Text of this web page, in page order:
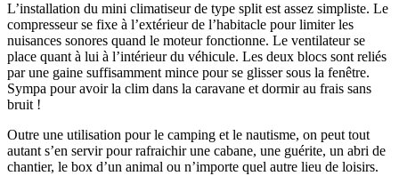
L’installation du mini climatiseur de type split est assez simpliste. Le
compresseur se fixe à l’extérieur de l’habitacle pour limiter les
nuisances sonores quand le moteur fonctionne. Le ventilateur se
place quant à lui à l’intérieur du véhicule. Les deux blocs sont reliés
par une gaine suffisamment mince pour se glisser sous la fenêtre.
Sympa pour avoir la clim dans la caravane et dormir au frais sans
bruit !
Outre une utilisation pour le camping et le nautisme, on peut tout
autant s’en servir pour rafraichir une cabane, une guérite, un abri de
chantier, le box d’un animal ou n’importe quel autre lieu de loisirs.